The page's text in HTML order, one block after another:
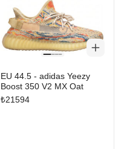
EU 44.5 - adidas Yeezy
Boost 350 V2 MX Oat
₺21594